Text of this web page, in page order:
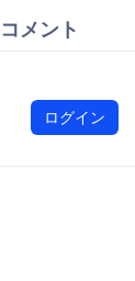
コメント
ログイン